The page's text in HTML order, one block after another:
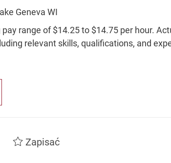
Geneva WI
range of $14.25 to $14.75 per hour.
relevant skills, qualifications, and
Zapisać